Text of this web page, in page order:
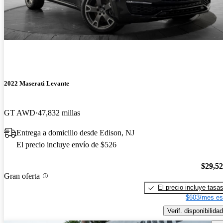
2022 Maserati Levante
GT AWD 47,832 millas
Entrega a domicilio desde Edison, NJ
El precio incluye envío de $526
Gran oferta
El precio incluye tasas
$603/mes
Verif. disponibilidad